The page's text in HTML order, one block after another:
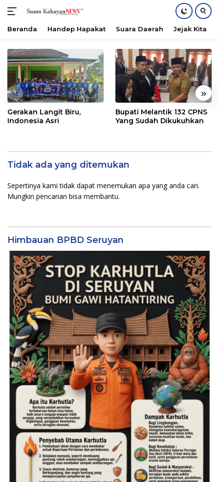
konten
Beranda Handep Hapakat Suara Daerah Jejak Kita
« »
Gerakan Langit Biru,
Indonesia Asri
Bupati Melantik 132 CPNS
Yang Sudah Dikukuhkan
Tidak ada yang ditemukan
Sepertinya kami tidak dapat menemukan apa yang anda cari.
Mungkin pencarian bisa membantu.
Himbauan BPBD Seruyan